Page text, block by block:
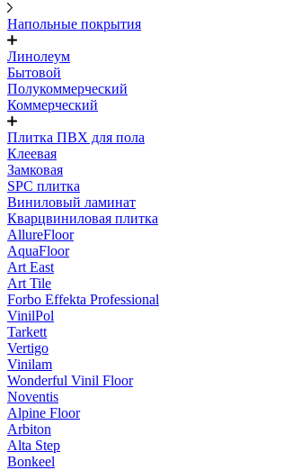
Напольные покрытия
Линолеум
Бытовой
Полукоммерческий
Коммерческий
Плитка ПВХ для пола
Клеевая
Замковая
SPC плитка
Виниловый ламинат
Кварцвиниловая плитка
AllureFloor
AquaFloor
Art East
Art Tile
Forbo Effekta Professional
VinilPol
Tarkett
Vertigo
Vinilam
Wonderful Vinil Floor
Noventis
Alpine Floor
Arbiton
Alta Step
Bonkeel